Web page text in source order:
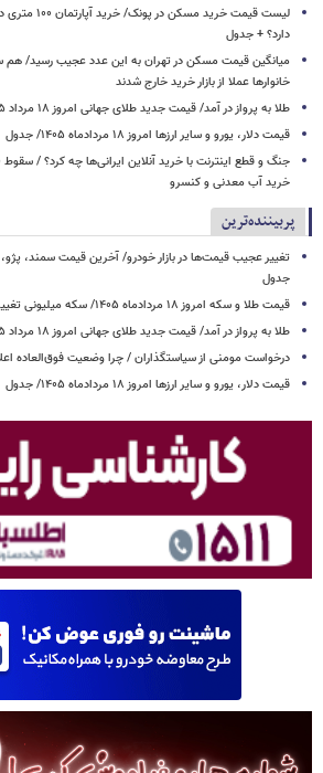
لیست قیمت
دارد؟ + جدول
میانگین قیمت مسکن در تهران به این عدد عجیب رسید/ هم
خانوارها عملا از بازار خرید خارج شدند
طلا به پرواز در آمد/ قیمت جدید طلای جهانی امروز ۱۸ مرداد ۱۴۰۵
قیمت دلار، یورو و سایر ارزها امروز ۱۸ مردادماه ۱۴۰۵/ جدول
خرید آب معدنی و کنسرو
پربیننده‌ترین
تغییر عجیب قیمت‌ها در بازار خودرو/ آخرین قیمت سمند، پژو،
جدول
قیمت طلا و سکه امروز ۱۸ مردادماه ۱۴۰۵/ سکه میلیونی تغییر کرد + جدول
طلا به پرواز در آمد/ قیمت جدید طلای جهانی امروز ۱۸ مرداد ۱۴۰۵
درخواست مومنی از سیاستگذاران / چرا وضعیت فوق‌العاده
قیمت دلار، یورو و سایر ارزها امروز ۱۸ مردادماه ۱۴۰۵/ جدول